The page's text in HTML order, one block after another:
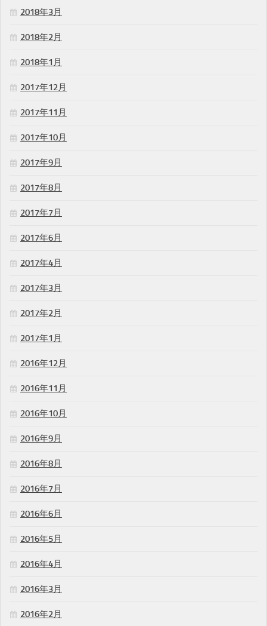
2018年3月
2018年2月
2018年1月
2017年12月
2017年11月
2017年10月
2017年9月
2017年8月
2017年7月
2017年6月
2017年4月
2017年3月
2017年2月
2017年1月
2016年12月
2016年11月
2016年10月
2016年9月
2016年8月
2016年7月
2016年6月
2016年5月
2016年4月
2016年3月
2016年2月